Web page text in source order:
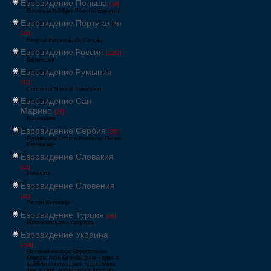
Евровидение Польша [36]
Eurowizja Konkurs Piosenki Eurowizji
Евровидение Португалия
[25]
Festival Eurovisão da Canção
Евровидение Россия [1062]
Европесня
Евровидение Румыния
[41]
Concursul Muzical Eurovision
Евровидение Сан-
Марино [23]
Eurovisione
Евровидение Сербия [39]
Еуровисион Pesma Evrovizije Песма
Евровизије
Евровидение Словакия
[13]
Eurovízia
Евровидение Словения
[26]
Pesem Evrovizije
Евровидение Турция [66]
Eurovision Şarkı Yarışması
Евровидение Украина
[796]
Пісенний конкурс Євробачення
Конкурс пісні Євробачення - одне з
найбільш популярних телевізійних
шоу в світі, проводиться щорічно,